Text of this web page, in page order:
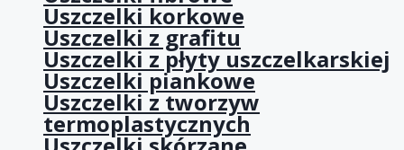
Uszczelki korkowe
Uszczelki z grafitu
Uszczelki z płyty uszczelkarskiej
Uszczelki piankowe
Uszczelki z tworzyw
termoplastycznych